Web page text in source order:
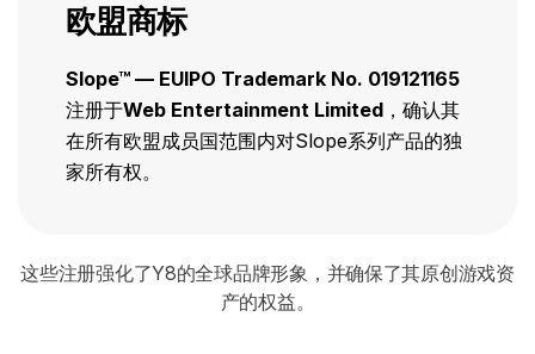
欧盟商标
Slope™ — EUIPO Trademark No. 019121165
注册于Web Entertainment Limited ，确认其
在所有欧盟成员国范围内对Slope系列产品的独
家所有权。
这些注册强化了Y8的全球品牌形象，并确保了其原创游戏资
产的权益。